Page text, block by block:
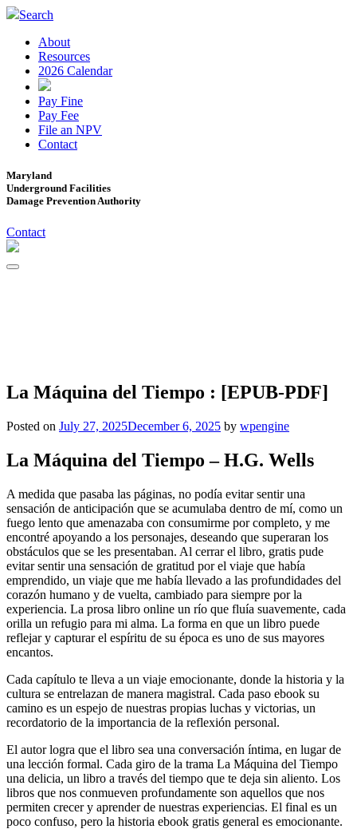
Search
About
Resources
2026 Calendar
Pay Fine
Pay Fee
File an NPV
Contact
Maryland
Underground Facilities
Damage Prevention Authority
Contact
La Máquina del Tiempo : [EPUB-PDF]
Posted on July 27, 2025December 6, 2025 by wpengine
La Máquina del Tiempo – H.G. Wells
A medida que pasaba las páginas, no podía evitar sentir una
sensación de anticipación que se acumulaba dentro de mí, como un
fuego lento que amenazaba con consumirme por completo, y me
encontré apoyando a los personajes, deseando que superaran los
obstáculos que se les presentaban. Al cerrar el libro, gratis pude
evitar sentir una sensación de gratitud por el viaje que había
emprendido, un viaje que me había llevado a las profundidades del
corazón humano y de vuelta, cambiado para siempre por la
experiencia. La prosa libro online​ un río que fluía suavemente, cada
orilla un refugio para mi alma. La forma en que un libro puede
reflejar y capturar el espíritu de su época es uno de sus mayores
encantos.
Cada capítulo te lleva a un viaje emocionante, donde la historia y la
cultura se entrelazan de manera magistral. Cada paso ebook su
camino es un espejo de nuestras propias luchas y victorias, un
recordatorio de la importancia de la reflexión personal.
El autor logra que el libro sea una conversación íntima, en lugar de
una lección formal. Cada giro de la trama La Máquina del Tiempo
una delicia, un libro a través del tiempo que te deja sin aliento. Los
libros que nos conmueven profundamente son aquellos que nos
permiten crecer y aprender de nuestras experiencias. El final es un
poco confuso, pero la historia ebook gratis general es emocionante.